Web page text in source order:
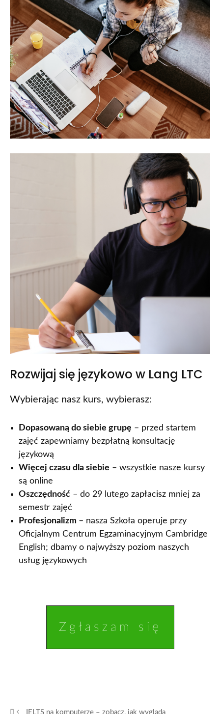
Rozwijaj się językowo w Lang LTC
Wybierając nasz kurs, wybierasz:
Dopasowaną do siebie grupę – przed startem
zajęć zapewniamy bezpłatną konsultację
językową
Więcej czasu dla siebie – wszystkie nasze kursy
są online
Oszczędność – do 29 lutego zapłacisz mniej za
semestr zajęć
Profesjonalizm – nasza Szkoła operuje przy
Oficjalnym Centrum Egzaminacyjnym Cambridge
English; dbamy o najwyższy poziom naszych
usług językowych
Zgłaszam się
IELTS na komputerze – zobacz, jak wygląda